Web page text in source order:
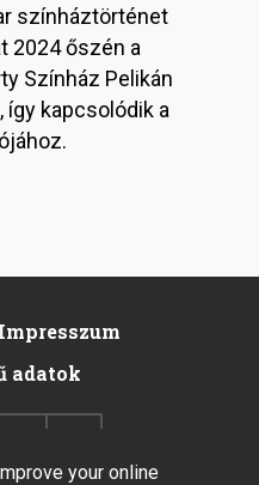
színháztörténet
2024 őszén a
Színház Pelikán
így kapcsolódik a
Impresszum
adatok
your online